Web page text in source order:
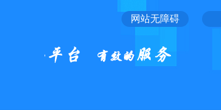
网站无障碍